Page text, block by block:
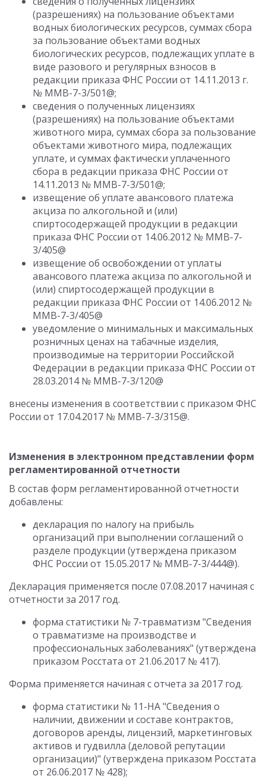
(разрешениях) на пользование объектами
водных биологических ресурсов, суммах сбора
за пользование объектами водных
биологических ресурсов, подлежащих уплате в
виде разового и регулярных взносов в
редакции приказа ФНС России от 14.11.2013 г.
№ ММВ-7-3/501@;
сведения о полученных лицензиях
(разрешениях) на пользование объектами
животного мира, суммах сбора за пользование
объектами животного мира, подлежащих
уплате, и суммах фактически уплаченного
сбора в редакции приказа ФНС России от
14.11.2013 № ММВ-7-3/501@;
извещение об уплате авансового платежа
акциза по алкогольной и (или)
спиртосодержащей продукции в редакции
приказа ФНС России от 14.06.2012 № ММВ-7-
3/405@
извещение об освобождении от уплаты
авансового платежа акциза по алкогольной и
(или) спиртосодержащей продукции в
редакции приказа ФНС России от 14.06.2012 №
ММВ-7-3/405@
уведомление о минимальных и максимальных
розничных ценах на табачные изделия,
производимые на территории Российской
Федерации в редакции приказа ФНС России от
28.03.2014 № ММВ-7-3/120@
внесены изменения в соответствии с приказом ФНС
России от 17.04.2017 № ММВ-7-3/315@.
Изменения в электронном представлении форм
регламентированной отчетности
В состав форм регламентированной отчетности
добавлены:
декларация по налогу на прибыль
организаций при выполнении соглашений о
разделе продукции (утверждена приказом
ФНС России от 15.05.2017 № ММВ-7-3/444@).
Декларация применяется после 07.08.2017 начиная с
отчетности за 2017 год.
форма статистики № 7-травматизм "Сведения
о травматизме на производстве и
профессиональных заболеваниях" (утверждена
приказом Росстата от 21.06.2017 № 417).
Форма применяется начиная с отчета за 2017 год.
форма статистики № 11-НА "Сведения о
наличии, движении и составе контрактов,
договоров аренды, лицензий, маркетинговых
активов и гудвилла (деловой репутации
организации)" (утверждена приказом Росстата
от 26.06.2017 № 428);